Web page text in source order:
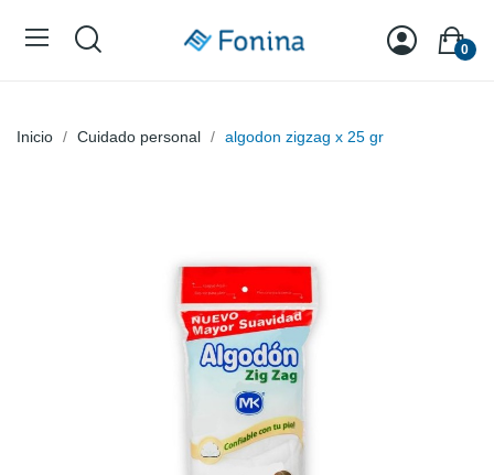
0
Inicio Cuidado personal algodon zigzag x 25 gr